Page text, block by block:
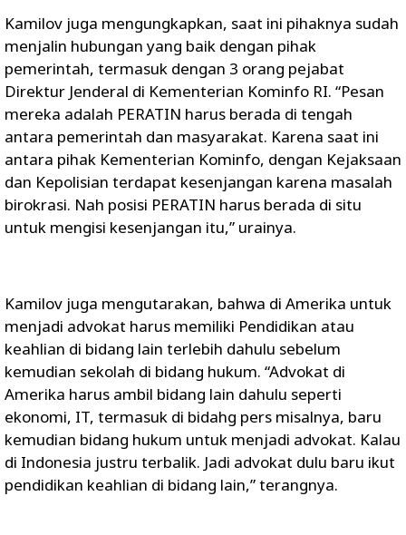
Kamilov juga mengungkapkan, saat ini pihaknya sudah
menjalin hubungan yang baik dengan pihak
pemerintah, termasuk dengan 3 orang pejabat
Direktur Jenderal di Kementerian Kominfo RI. “Pesan
mereka adalah PERATIN harus berada di tengah
antara pemerintah dan masyarakat. Karena saat ini
antara pihak Kementerian Kominfo, dengan Kejaksaan
dan Kepolisian terdapat kesenjangan karena masalah
birokrasi. Nah posisi PERATIN harus berada di situ
untuk mengisi kesenjangan itu,” urainya.
Kamilov juga mengutarakan, bahwa di Amerika untuk
menjadi advokat harus memiliki Pendidikan atau
keahlian di bidang lain terlebih dahulu sebelum
kemudian sekolah di bidang hukum. “Advokat di
Amerika harus ambil bidang lain dahulu seperti
ekonomi, IT, termasuk di bidahg pers misalnya, baru
kemudian bidang hukum untuk menjadi advokat. Kalau
di Indonesia justru terbalik. Jadi advokat dulu baru ikut
pendidikan keahlian di bidang lain,” terangnya.